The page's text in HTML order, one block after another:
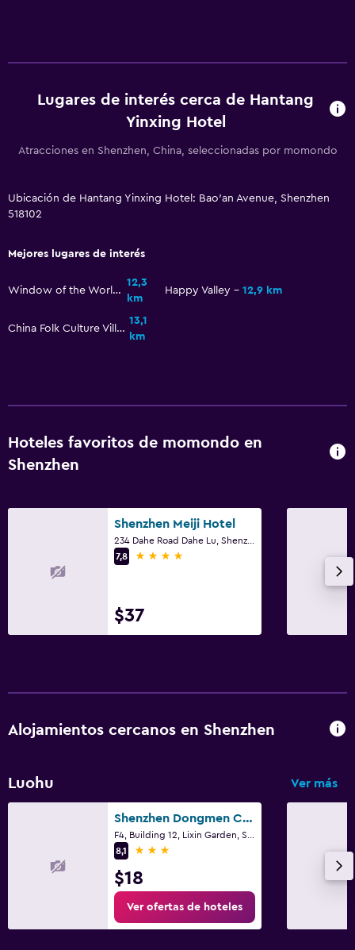
Lugares de interés cerca de Hantang
Yinxing Hotel
Atracciones en Shenzhen, China, seleccionadas por momondo
Ubicación de Hantang Yinxing Hotel: Bao'an Avenue, Shenzhen
518102
Mejores lugares de interés
Window of the World
12,3
km
Happy Valley 12,9 km
China Folk Culture Village
13,1
km
Hoteles favoritos de momondo en
Shenzhen
Shenzhen Meiji Hotel
7,8
4 estrellas
$37
Alojamientos cercanos en Shenzhen
Luohu Ver más
Shenzhen Dongmen Colour Hotel
8,1
3 estrellas
$18
Ver ofertas de hoteles